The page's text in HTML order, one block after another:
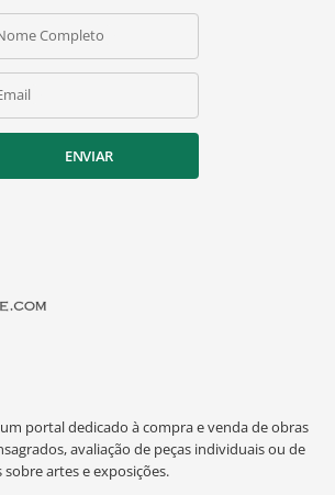
Completo
ENVIAR
portal dedicado à compra e venda de obras
avaliação de peças individuais ou de
artes e exposições.